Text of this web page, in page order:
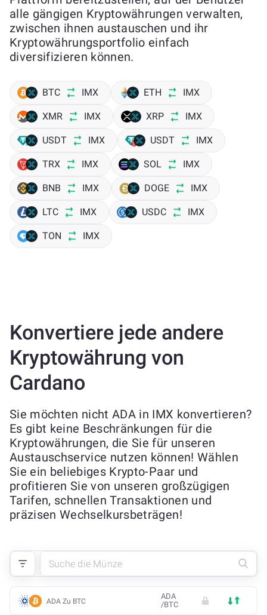
alle gängigen Kryptowährungen verwalten,
zwischen ihnen austauschen und ihr
Kryptowährungsportfolio einfach
diversifizieren können.
BTC IMX ETH IMX
XMR IMX XRP IMX
USDT IMX USDT IMX
TRX IMX SOL IMX
BNB IMX DOGE IMX
LTC IMX USDC IMX
TON IMX
Konvertiere jede andere
Kryptowährung von
Cardano
Sie möchten nicht ADA in IMX konvertieren?
Es gibt keine Beschränkungen für die
Kryptowährungen, die Sie für unseren
Austauschservice nutzen können! Wählen
Sie ein beliebiges Krypto-Paar und
profitieren Sie von unseren großzügigen
Tarifen, schnellen Transaktionen und
präzisen Wechselkursbeträgen!
ADA Zu BTC
ADA
/BTC